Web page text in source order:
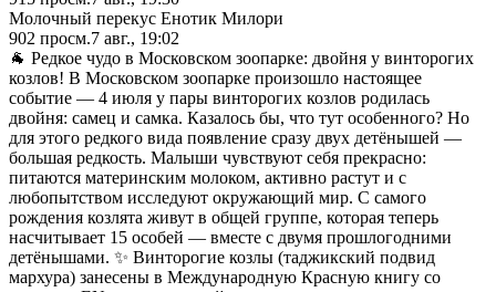
Молочный перекус Енотик Милори
902 просм.7 авг., 19:02
🐐 Редкое чудо в Московском зоопарке: двойня у винторогих
козлов! В Московском зоопарке произошло настоящее
событие — 4 июля у пары винторогих козлов родилась
двойня: самец и самка. Казалось бы, что тут особенного? Но
для этого редкого вида появление сразу двух детёнышей —
большая редкость. Малыши чувствуют себя прекрасно:
питаются материнским молоком, активно растут и с
любопытством исследуют окружающий мир. С самого
рождения козлята живут в общей группе, которая теперь
насчитывает 15 особей — вместе с двумя прошлогодними
детёнышами. ✨ Винторогие козлы (таджикский подвид
мархура) занесены в Международную Красную книгу со